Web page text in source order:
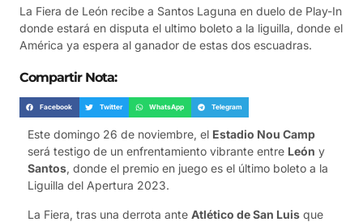
La Fiera de León recibe a Santos Laguna en duelo de Play-In
donde estará en disputa el ultimo boleto a la liguilla, donde el
América ya espera al ganador de estas dos escuadras.
Compartir Nota:
Facebook Twitter WhatsApp Telegram
Este domingo 26 de noviembre, el Estadio Nou Camp
será testigo de un enfrentamiento vibrante entre León y
Santos, donde el premio en juego es el último boleto a la
Liguilla del Apertura 2023.
La Fiera, tras una derrota ante Atlético de San Luis que